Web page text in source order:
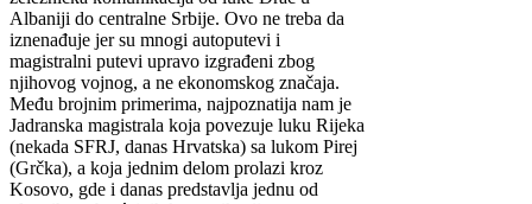
Albaniji do centralne Srbije. Ovo ne treba da
iznenađuje jer su mnogi autoputevi i
magistralni putevi upravo izgrađeni zbog
njihovog vojnog, a ne ekonomskog značaja.
Među brojnim primerima, najpoznatija nam je
Jadranska magistrala koja povezuje luku Rijeka
(nekada SFRJ, danas Hrvatska) sa lukom Pirej
(Grčka), a koja jednim delom prolazi kroz
Kosovo, gde i danas predstavlja jednu od